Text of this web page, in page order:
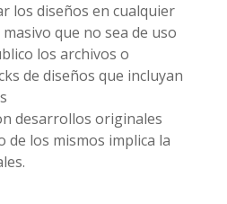
los diseños en cualquier
que no sea de uso
los archivos o
de diseños que incluyan
desarrollos originales
de los mismos implica la